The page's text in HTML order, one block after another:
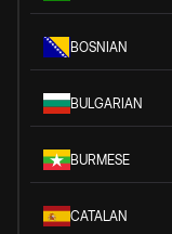
BOSNIAN
BULGARIAN
BURMESE
CATALAN